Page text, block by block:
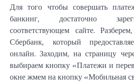
Для того чтобы совершать
банкинг, достаточно
соответствующем сайте.
Сбербанк, который
онлайн. Заходим, на страницу
выбираем кнопку «Платежи и
окне жмем на кнопку «Мобильная